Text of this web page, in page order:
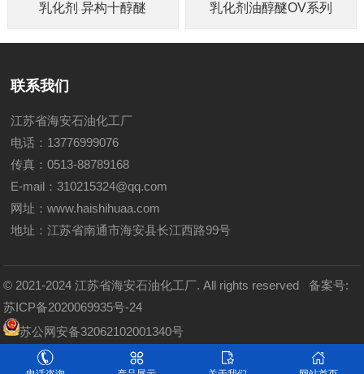
乳化剂 异构十醇醚 乳化剂油醇醚OV系列
联系我们
江苏省海安石油化工厂
电话：13776999076
传真：0513-88789168
E-mail：310215324@qq.com
网址：www.haishihuaa.com
地址：江苏省南通市海安县长江西路99号
© 2021-2024 江苏省海安石油化工厂. All rights reserved备案号:
苏ICP备2020069935号-24
苏公网安备32062102001340号
友情链接： 静力触探仪